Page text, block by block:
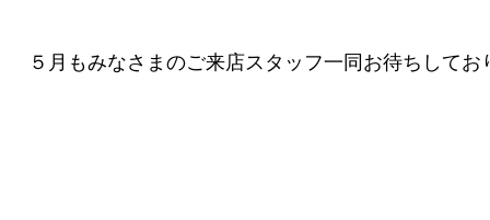
５月もみなさまのご来店スタッフ一同お待ちしてお